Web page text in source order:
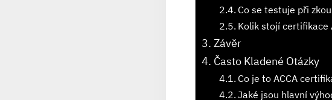
Co se testuje při
Kolik stojí certifikace
Závěr
Často Kladené Otázky
Co je to ACCA
Jaké jsou hlavní